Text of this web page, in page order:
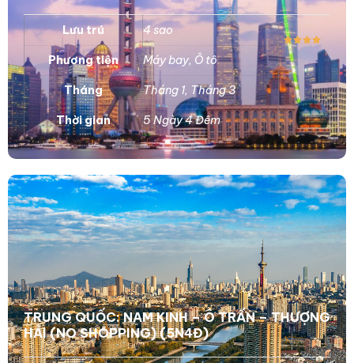
Lưu trú 4 sao
Phương tiện Máy bay, Ô tô
Tháng Tháng 1, Tháng 3
Thời gian 5 Ngày 4 Đêm
TRUNG QUỐC: NAM KINH – Ô TRẤN – THƯỢNG
HẢI (NO SHOPPING) (5N4Đ)